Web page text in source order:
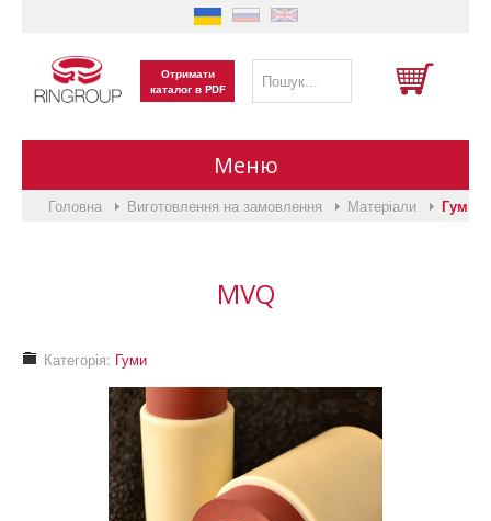
Отримати
каталог в PDF
Меню
Головна
Виготовлення на замовлення
Каталог продукції
Головна Виготовлення на замовлення Матеріали Гуми
MVQ
Категорія: Гуми